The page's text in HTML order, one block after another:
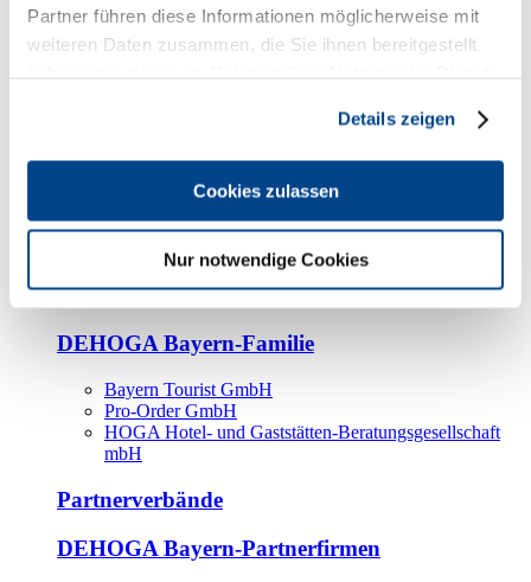
Partner führen diese Informationen möglicherweise mit
weiteren Daten zusammen, die Sie ihnen bereitgestellt
Details zeigen
Cookies zulassen
Nur notwendige Cookies
Kooperationspartner
Tourismusorganisationen
Bayern Tourismus Marketing GmbH
DEHOGA-Familie
Bundesverband
Fachverbände
DEHOGA Bayern-Familie
Bayern Tourist GmbH
Pro-Order GmbH
HOGA Hotel- und Gaststätten-Beratungsgesellschaft
mbH
Partnerverbände
DEHOGA Bayern-Partnerfirmen